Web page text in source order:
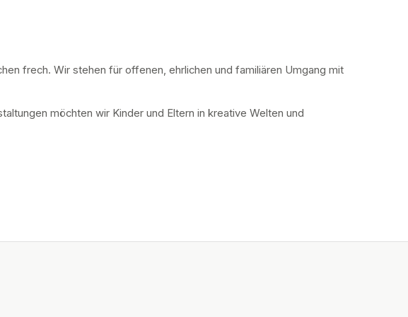
frech. Wir stehen für offenen, ehrlichen und familiären Umgang mit
möchten wir Kinder und Eltern in kreative Welten und